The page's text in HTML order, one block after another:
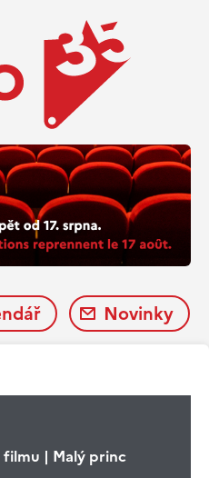
Novinky
filmu | Malý princ